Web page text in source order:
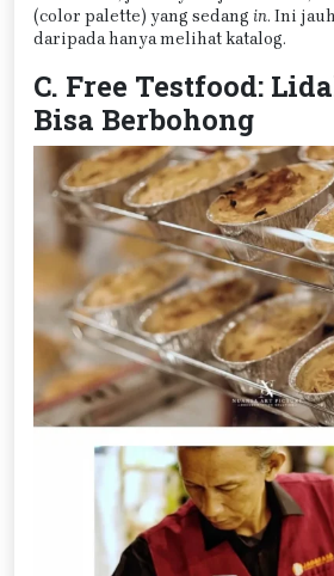
(color palette) yang sedang in. Ini
daripada hanya melihat katalog.
C. Free Testfood:
Bisa Berbohong